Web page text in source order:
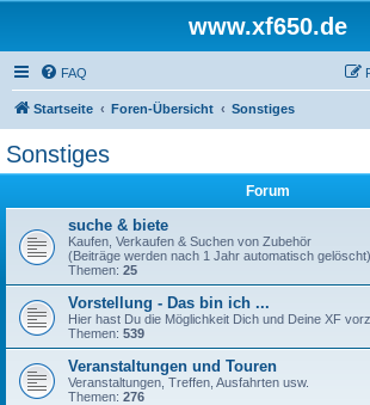
www.xf650.de
FAQ
Startseite Foren-Übersicht Sonstiges
Sonstiges
Forum
suche & biete
Kaufen, Verkaufen & Suchen von Zubehör
(Beiträge werden nach 1 Jahr automatisch gelöscht)
Themen: 25
Vorstellung - Das bin ich ...
Hier hast Du die Möglichkeit Dich und Deine XF
Themen: 539
Veranstaltungen und Touren
Veranstaltungen, Treffen, Ausfahrten usw.
Themen: 276